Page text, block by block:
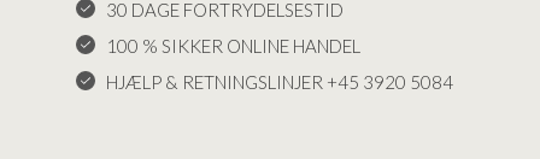
30 DAGE FORTRYDELSESTID
100 % SIKKER ONLINE HANDEL
HJÆLP & RETNINGSLINJER +45 3920 5084